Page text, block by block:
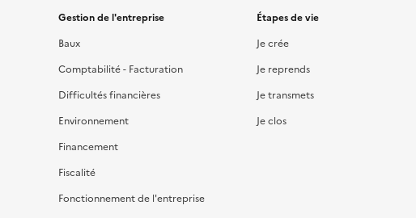
Gestion de l'entreprise
Baux
Comptabilité - Facturation
Difficultés financières
Environnement
Financement
Fiscalité
Fonctionnement de l'entreprise
Étapes de vie
Je crée
Je reprends
Je transmets
Je clos